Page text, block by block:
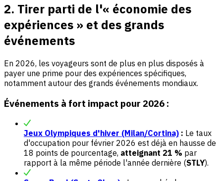
2. Tirer parti de l'« économie des
expériences » et des grands
événements
En 2026, les voyageurs sont de plus en plus disposés à
payer une prime pour des expériences spécifiques,
notamment autour des grands événements mondiaux.
Événements à fort impact pour 2026 :
Jeux Olympiques d'hiver (Milan/Cortina) : Le taux
d'occupation pour février 2026 est déjà en hausse de
18 points de pourcentage, atteignant 21 % par
rapport à la même période l'année dernière (STLY).